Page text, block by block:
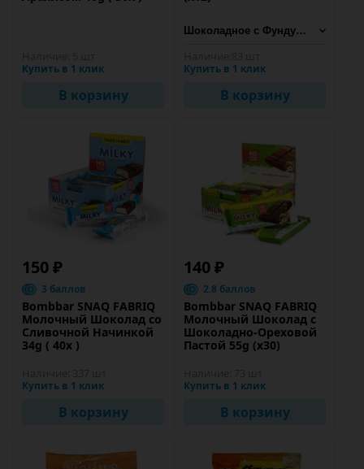
Купить в 1 клик
В корзину
Купить в 1 клик
В корзину
150 ₽
3 баллов
Bombbar SNAQ FABRIQ
Молочный Шоколад со
Сливочной Начинкой
34g ( 40x )
Купить в 1 клик
В корзину
140 ₽
2.8 баллов
Bombbar SNAQ FABRIQ
Молочный Шоколад с
Шоколадно-Ореховой
Пастой 55g (х30)
Купить в 1 клик
В корзину